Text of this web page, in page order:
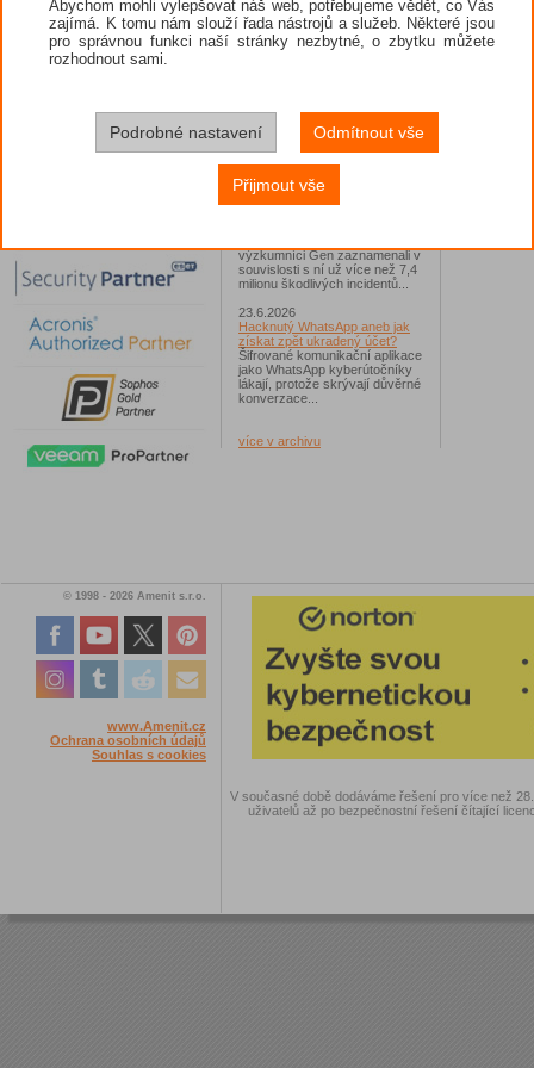
26.6.2026
ESET: S příchodem léta
zaplavují Česko falešné mobilní
Chase Home App či Candy
Race Launcher. Hlavním cílem
útočníků bylo v tomto případě
Polsko, následováno Českem a
Slovenskem...
24.6.2026
výzkumníci Gen zaznamenali v
souvislosti s ní už více než 7,4
milionu škodlivých incidentů...
23.6.2026
Hacknutý WhatsApp aneb jak
získat zpět ukradený účet?
Šifrované komunikační aplikace
jako WhatsApp kyberútočníky
lákají, protože skrývají důvěrné
konverzace...
více v archivu
netřeba
A jak
© 1998 - 2026 Amenit s.r.o.
www.Amenit.cz
Ochrana osobních údajů
Souhlas s cookies
V současné době dodáváme řešení pro více než
uživatelů až po bezpečnostní řešení čítající
Abychom mohli vylepšovat náš web, potřebujeme vědět, co Vás
zajímá. K tomu nám slouží řada nástrojů a služeb. Některé jsou
pro správnou funkci naší stránky nezbytné, o zbytku můžete
rozhodnout sami.
Podrobné nastavení Odmítnout vše
Přijmout vše